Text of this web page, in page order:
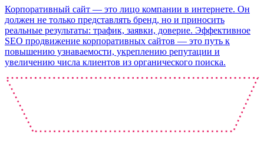
Корпоративный сайт — это лицо компании в интернете. Он
должен не только представлять бренд, но и приносить
реальные результаты: трафик, заявки, доверие. Эффективное
SEO продвижение корпоративных сайтов — это путь к
повышению узнаваемости, укреплению репутации и
увеличению числа клиентов из органического поиска.